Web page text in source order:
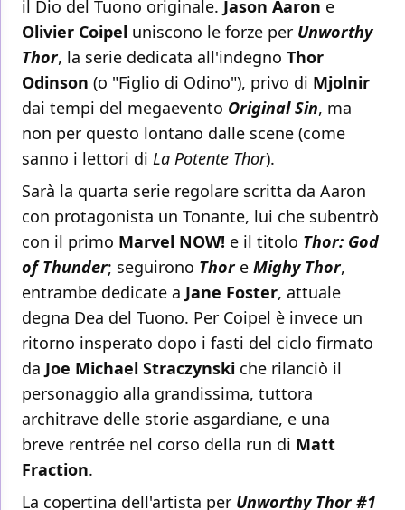
il Dio del Tuono originale. Jason Aaron e
Olivier Coipel uniscono le forze per Unworthy
Thor, la serie dedicata all'indegno Thor
Odinson (o "Figlio di Odino"), privo di Mjolnir
dai tempi del megaevento Original Sin, ma
non per questo lontano dalle scene (come
sanno i lettori di La Potente Thor).
Sarà la quarta serie regolare scritta da Aaron
con protagonista un Tonante, lui che subentrò
con il primo Marvel NOW! e il titolo Thor: God
of Thunder; seguirono Thore Mighy Thor,
entrambe dedicate a Jane Foster, attuale
degna Dea del Tuono. Per Coipel è invece un
ritorno insperato dopo i fasti del ciclo firmato
da Joe Michael Straczynski che rilanciò il
personaggio alla grandissima, tuttora
architrave delle storie asgardiane, e una
breve rentrée nel corso della run di Matt
Fraction.
La copertina dell'artista per Unworthy Thor #1